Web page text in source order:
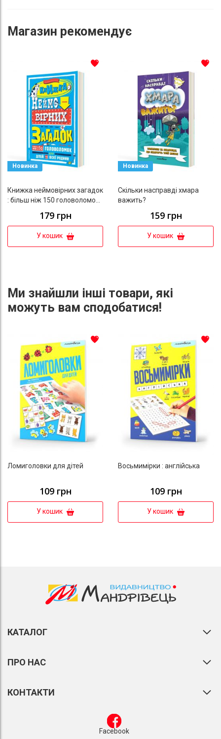
Магазин рекомендує
Новинка
Книжка неймовірних загадок
: більш ніж 150 головоломок
179 грн
У кошик
До списку бажань
Новинка
Скільки насправді хмара
важить?
159 грн
У кошик
Ми знайшли інші товари, які
можуть вам сподобатися!
Ломиголовки для дітей
109 грн
У кошик
До списку бажань
Восьмимірки : англійська
109 грн
У кошик
КАТАЛОГ
ПРО НАС
КОНТАКТИ
Facebook